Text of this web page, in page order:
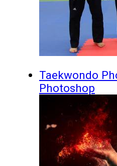
Taekwondo
Photoshop